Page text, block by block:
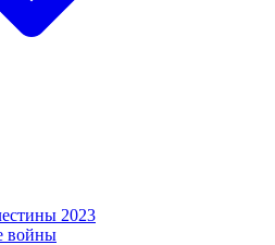
2023
войны